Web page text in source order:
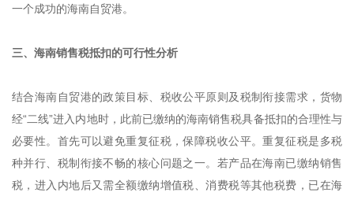
一个成功的海南自贸港。
三、海南销售税抵扣的可行性分析
结合海南自贸港的政策目标、税收公平原则及税制衔接需求，货物
经“二线”进入内地时，此前已缴纳的海南销售税具备抵扣的合理性与
必要性。首先可以避免重复征税，保障税收公平。重复征税是多税
种并行、税制衔接不畅的核心问题之一。若产品在海南已缴纳销售
税，进入内地后又需全额缴纳增值税、消费税等其他税费，已在海